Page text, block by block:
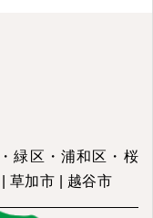
緑区・浦和区・桜
草加市 | 越谷市